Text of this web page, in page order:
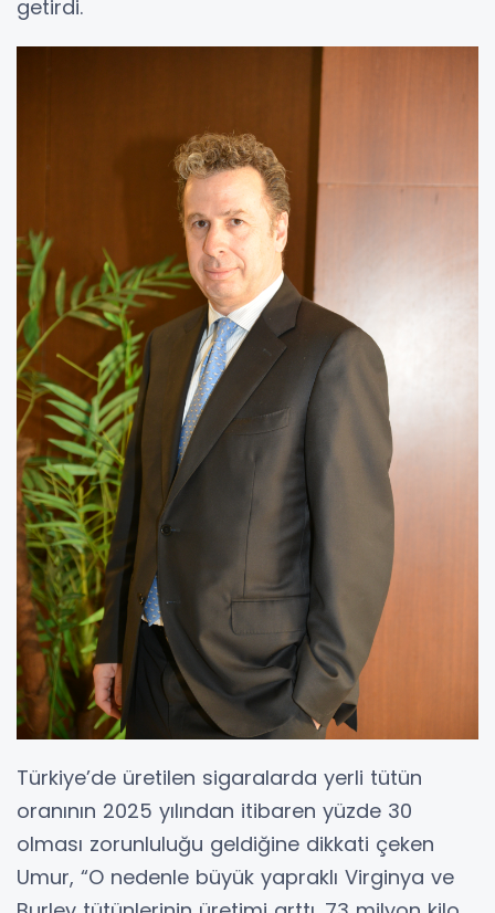
getirdi.
Türkiye’de üretilen sigaralarda yerli tütün
oranının 2025 yılından itibaren yüzde 30
olması zorunluluğu geldiğine dikkati çeken
Umur, “O nedenle büyük yapraklı Virginya ve